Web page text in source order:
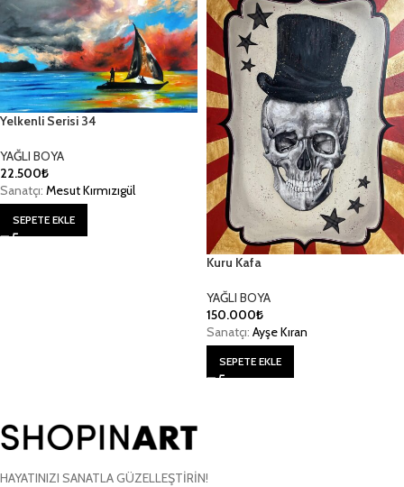
Yelkenli Serisi 34
YAĞLI BOYA
22.500₺
Sanatçı: Mesut Kırmızıgül
SEPETE EKLE
Kuru Kafa
YAĞLI BOYA
150.000₺
Sanatçı: Ayşe Kıran
SEPETE EKLE
HAYATINIZI SANATLA GÜZELLEŞTİRİN!